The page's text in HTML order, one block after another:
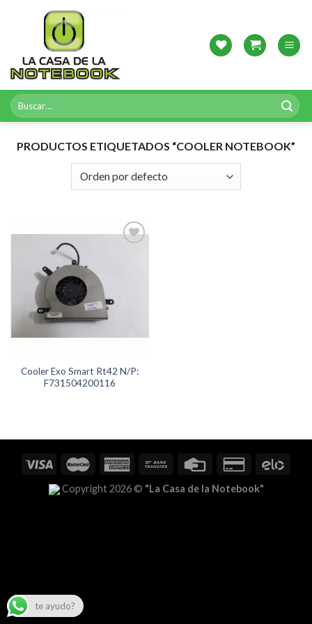
Buscar
por:
PRODUCTOS ETIQUETADOS “COOLER NOTEBOOK”
Cooler Exo Smart Rt42 N/P:
F731504200116
Copyright 2026 © "La Casa de la Notebook"
te ayudo?